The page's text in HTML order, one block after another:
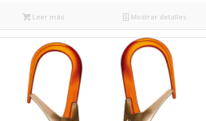
Leer más Mostrar detalles